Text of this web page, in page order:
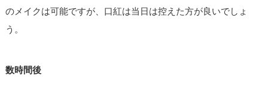
のメイクは可能ですが、口紅は当日は控えた方が良いでしょ
う。
数時間後